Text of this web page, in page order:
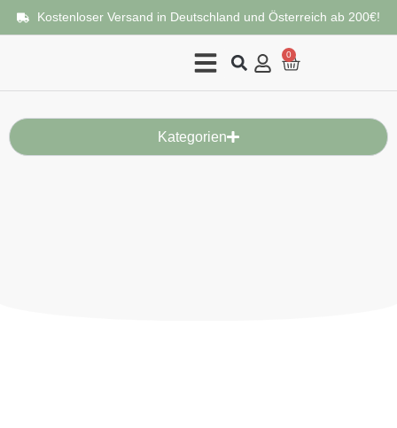
Kostenloser Versand in Deutschland und Österreich ab 200€!
0
Kategorien